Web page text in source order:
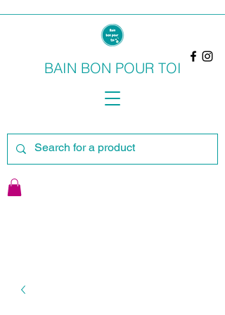
BAIN BON POUR TOI